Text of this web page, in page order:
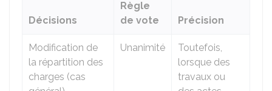
Décisions
Règle
de vote
Précision
Modification de
la répartition des
charges (cas
Unanimité
Toutefois,
lorsque des
travaux ou